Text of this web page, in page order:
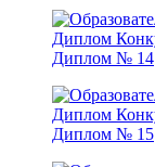
Диплом № 14
Диплом № 15